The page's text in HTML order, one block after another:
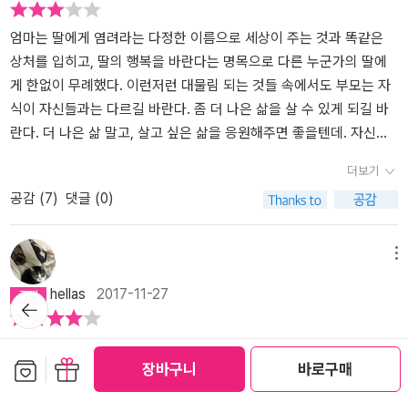
장바구니 바로구매
공허해져야 그것들은 마침내 나를 놓아줄까.- P97마음은 왜 항상 까
치발을 하고 두려움이 오는 쪽을 향해 서 있는 걸까.- P129
뿐인 자식에게도 부양을 기대할 수 없는 자신의 미래를 떠올리지 않
을 수 없다. '나'가 보기에 '너무 많이 배운' 딸의 모습은 나와 많이 닮
았다. 나는 '나'의 딸과 같은 동성애자가 아니지만, 가부장제와 이성애
중심주의에 대해 반감을 가지고 있고, 주어진 상황을 받아들이고 체
념하며 살기보다는 바꿀 수 있다고 믿고 바꾸려고 노력하는 삶의 태
도를 가졌다는 점이 그렇다(물론 나보다 '나'의 딸이 훨씬 적극적이고
치여 하루하루를 살아내기에 급급했던 어머니 세대에게 딸 세대가 쉽
게 이해되지 않는 것은 당연하다. 남편에게 맞고 사는 옆집 새댁이 남
편조차 없는 자기 딸보다 행복하다고 여기는 것도, 나의 머리로는 결
코 이해가 되지 않지만 어머니의 입장에서 생각해보면 이해가 되지
않는 것도 아니다. 때리는 남편조차 없는 여자는 당장 먹고 살 길이 없
는 세상을 사셨으니.같은 '민음사 오늘의 젊은 작가' 시리즈인 조남주
의 <82년생 김지영>이 가부장제 안에서 고통받는 보편적인 여성의
삶을 그렸다면, 김혜진의 <딸에 대하여>는 가부장제 안에 있는 어머
니와 가부장제 밖으로 나가려 애쓰는 딸의 모습을 통해 비교적 덜 주
목받고 덜 언급되는 여성들의 삶을 생생하게 보여준다. 소설을 통해
고 꿈꾸고 노력하고 견뎌내고는 모두 각자의 몫이다.-눈물이 터져나
오려는 것을 간신히 참으며 읽었더니, 책장을 덮자마자 복받쳐 온다.
나는 한번도 강자였던 적이 없다. 나는 내내 약자였고 그래서 너무 일
찍 삶이 길고 참담하고 지난하다는 것을 알아버렸다. 그렇다고 내 삶
이 끔찍했다는 것은 아니다. 이해받고 사랑받고 싶은 욕구가 너무 컸
고 그것을 위해 너무 일찍 나와 주변을 다그쳐왔다는 말이다. 그래서
그럴 수도 있는 것처럼 그들도 그럴 수 있다. 그것을 강요할 수는 없
다. 어떻게든 인정하고 받아들이도록 해보자. 그래야 내가 괜찮을 수
있었다.-나는 페미니즘이니 성소수자니 이런 것도 모르겠고 그저 선
입견으로 약자를 만들고 그들을 찍어누르면 안된다고 생각하는 것 뿐
이다. 사람이 사람을 재단할 수는 없다고 생각할 뿐이다. 누가 누구보
다 더 가치있고 누가 누구보다 더 의미있는 삶이라고 평가할 수 없다
고 생각할 뿐이다. 솔직히 말하면 그 모든 평가 역시 취향이나 성향의
문제라고 생각한다. 그냥 좋고 싫고의 문제. 그것 뿐인데 편협하고 옹
졸하다는 말을 듣기 싫으니 어딘가의 기준을 빌어와 들이대는 것이라
생각한다. 그러니 너도 옳고 나도 옳다. 너도 그럴 수 있고 나도 그럴
엄마는 딸에게 염려라는 다정한 이름으로 세상이 주는 것과 똑같은
상처를 입히고, 딸의 행복을 바란다는 명목으로 다른 누군가의 딸에
게 한없이 무례했다. 이런저런 대물림 되는 것들 속에서도 부모는 자
식이 자신들과는 다르길 바란다. 좀 더 나은 삶을 살 수 있게 되길 바
란다. 더 나은 삶 말고, 살고 싶은 삶을 응원해주면 좋을텐데. 자신이
면 부모는 막아설 수도 있겠지. 하지만 누구나 인생에서 중요하게 여
기는 가치가 있고 그것은 나만의 정체성이 되어 나를 지탱해 준다. 통
제할 수 없는 미래의 어떤 일들을 가장 현실적인 시나리오라는 이유
로 그 가능성조차 막아두는게 과연 최선인 걸까. 우려와 불안을 다독
이지 못해 우리는 아직 일어나지도 않은 일들로 서로를 옭아매고 뜻
하지 않은 상처를 안긴다. 마주해야 할 현실이 비록 장밋빛이 아닐지
언정 적어도 가족만큼은 그 선택을 지지했으면 좋겠다.한때는 동성애
를 바라보는 내 시선이 오픈되어 있다 생각했다. 좋은게 좋은거지 뭐
나랑은 상관없는 일이니까. 지나고 나니 나는 그저 열등감과 결핍이
많았고 그들을 안쓰럽게 생각하며 안도하고 있었던 것 같다. 적어도
더보기
공감 (7) 댓글 (0)
hellas 2017-11-27
삶의 한 가운데, 환상도 꿈도 아닌 단단한 땅을 딛고 선 엄마, 딸, 여
자.딸에 대한 이야기면서 엄마의 이야기, 고단한 여성 노동자의 이야
기, 소수자의 이야기까지 많은 부분을 (깊이는 논외로 하더라도) 녹여
뒤로가
기